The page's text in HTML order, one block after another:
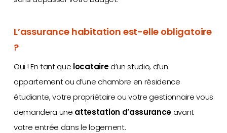
L’assurance habitation est-elle obligatoire
?
Oui ! En tant que locataired’un studio, d’un
appartement ou d’une chambre en résidence
étudiante, votre propriétaire ou votre gestionnaire vous
demandera une attestation d’assurance avant
votre entrée dans le logement.